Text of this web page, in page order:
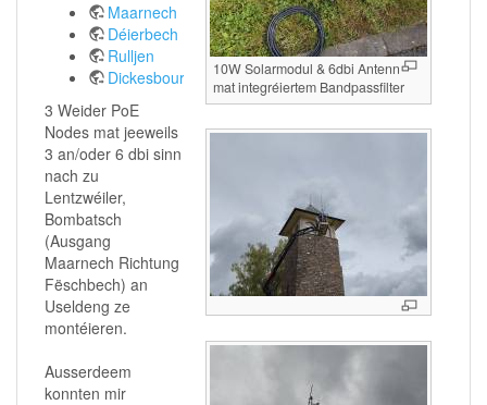
10W Solarmodul & 6dbi Antenn
mat integréiertem Bandpassfilter
Maarnech
Déierbech
Rulljen
Dickesbour
3 Weider PoE
Nodes mat jeeweils
3 an/oder 6 dbi sinn
nach zu
Lentzwéiler,
Bombatsch
(Ausgang
Maarnech Richtung
Fëschbech) an
Useldeng ze
montéieren.
Ausserdeem
konnten mir